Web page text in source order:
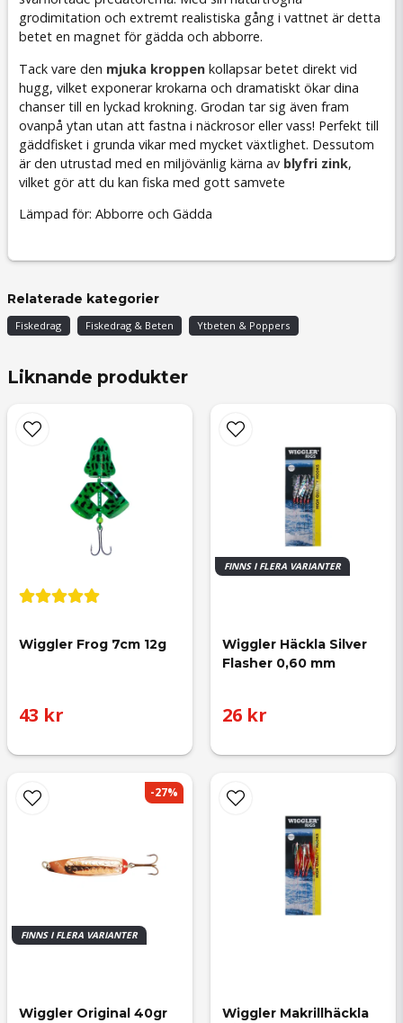
grodimitation och extremt realistiska gång i vattnet är detta
betet en magnet för gädda och abborre.
Tack vare den mjuka kroppen kollapsar betet direkt vid
hugg, vilket exponerar krokarna och dramatiskt ökar dina
chanser till en lyckad krokning. Grodan tar sig även fram
ovanpå ytan utan att fastna i näckrosor eller vass! Perfekt till
gäddfisket i grunda vikar med mycket växtlighet. Dessutom
är den utrustad med en miljövänlig kärna av blyfri zink,
vilket gör att du kan fiska med gott samvete
Lämpad för: Abborre och Gädda
Relaterade kategorier
Fiskedrag Fiskedrag & Beten Ytbeten & Poppers
Liknande produkter
Wiggler Frog 7cm 12g
43 kr
FINNS I FLERA VARIANTER
Wiggler Häckla Silver
Flasher 0,60 mm
26 kr
FINNS I FLERA VARIANTER
Wiggler Original 40gr
-27%
Wiggler Makrillhäckla